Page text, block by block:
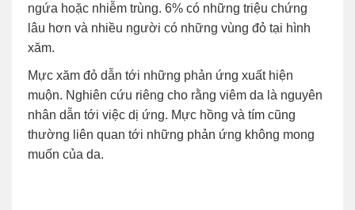
ngứa hoặc nhiễm trùng. 6% có những triệu chứng
lâu hơn và nhiều người có những vùng đỏ tại hình
xăm.
Mực xăm đỏ dẫn tới những phản ứng xuất hiện
muộn. Nghiên cứu riêng cho rằng viêm da là nguyên
nhân dẫn tới việc dị ứng. Mực hồng và tím cũng
thường liên quan tới những phản ứng không mong
muốn của da.